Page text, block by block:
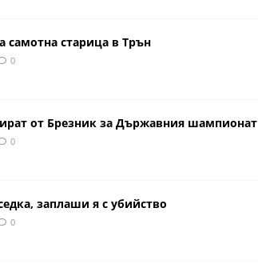
самотна старица в Трън
0
от Брезник за Държавния шампионат
0
заплаши я с убийство
0